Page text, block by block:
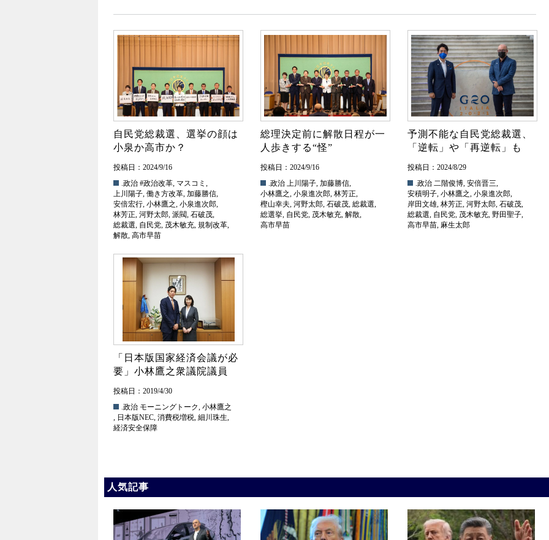
自民党総裁選、選挙の顔は
小泉か高市か？
投稿日：2024/9/16
.政治 #政治改革, マスコミ ,
上川陽子, 働き方改革, 加藤勝信,
安倍宏行, 小林鷹之, 小泉進次郎,
林芳正, 河野太郎, 派閥, 石破茂,
総裁選, 自民党, 茂木敏充, 規制改革,
解散, 高市早苗
総理決定前に解散日程が一
人歩きする“怪”
投稿日：2024/9/16
.政治 上川陽子, 加藤勝信,
小林鷹之, 小泉進次郎, 林芳正,
樫山幸夫, 河野太郎, 石破茂, 総裁選,
総選挙, 自民党, 茂木敏充, 解散,
高市早苗
予測不能な自民党総裁選、
「逆転」や「再逆転」も
投稿日：2024/8/29
.政治 二階俊博, 安倍晋三,
安積明子, 小林鷹之, 小泉進次郎,
岸田文雄, 林芳正, 河野太郎, 石破茂,
総裁選, 自民党, 茂木敏充, 野田聖子,
高市早苗, 麻生太郎
「日本版国家経済会議が必
要」小林鷹之衆議院議員
投稿日：2019/4/30
.政治 モーニングトーク, 小林鷹之
, 日本版NEC, 消費税増税, 細川珠生,
経済安全保障
人気記事